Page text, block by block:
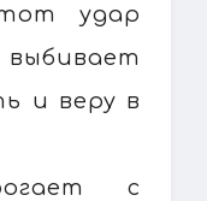
удар
и веру в
с